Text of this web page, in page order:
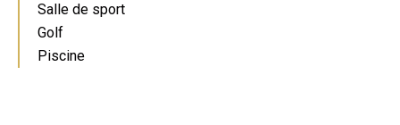
Salle de sport
Golf
Piscine